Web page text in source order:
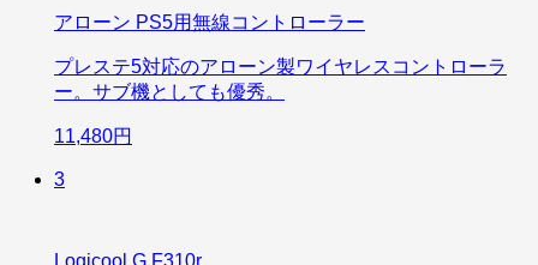
アローン PS5用無線コントローラー
プレステ5対応のアローン製ワイヤレスコントローラ
ー。サブ機としても優秀。
11,480円
3
Logicool G F310r